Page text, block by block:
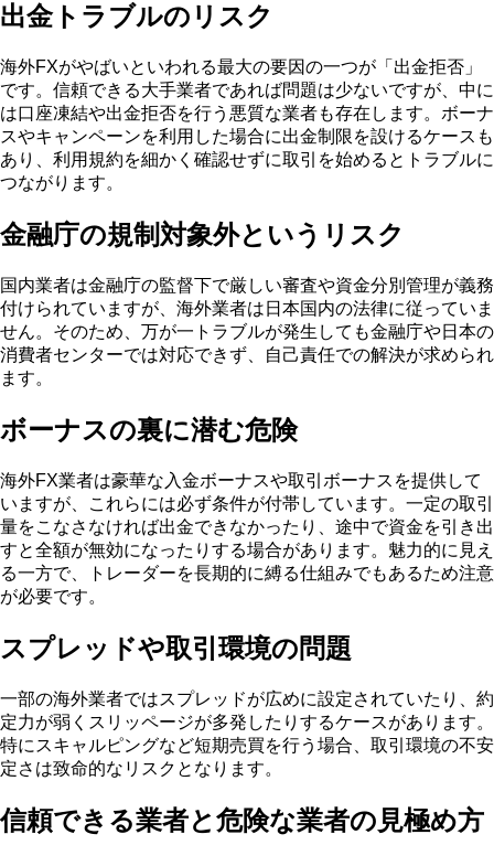
出金トラブルのリスク
海外FXがやばいといわれる最大の要因の一つが「出金拒否」
です。信頼できる大手業者であれば問題は少ないですが、中に
は口座凍結や出金拒否を行う悪質な業者も存在します。ボーナ
スやキャンペーンを利用した場合に出金制限を設けるケースも
あり、利用規約を細かく確認せずに取引を始めるとトラブルに
つながります。
金融庁の規制対象外というリスク
国内業者は金融庁の監督下で厳しい審査や資金分別管理が義務
付けられていますが、海外業者は日本国内の法律に従っていま
せん。そのため、万が一トラブルが発生しても金融庁や日本の
消費者センターでは対応できず、自己責任での解決が求められ
ます。
ボーナスの裏に潜む危険
海外FX業者は豪華な入金ボーナスや取引ボーナスを提供して
いますが、これらには必ず条件が付帯しています。一定の取引
量をこなさなければ出金できなかったり、途中で資金を引き出
すと全額が無効になったりする場合があります。魅力的に見え
る一方で、トレーダーを長期的に縛る仕組みでもあるため注意
が必要です。
スプレッドや取引環境の問題
一部の海外業者ではスプレッドが広めに設定されていたり、約
定力が弱くスリッページが多発したりするケースがあります。
特にスキャルピングなど短期売買を行う場合、取引環境の不安
定さは致命的なリスクとなります。
信頼できる業者と危険な業者の見極め方